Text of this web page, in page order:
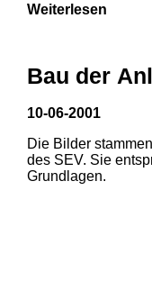
Weiterlesen
Bau der
10-06-2001
Die Bilder
des SEV. Sie
Grundlagen.